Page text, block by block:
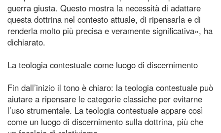
guerra giusta. Questo mostra la necessità di adattare
questa dottrina nel contesto attuale, di ripensarla e di
renderla molto più precisa e veramente significativa», ha
dichiarato.
La teologia contestuale come luogo di discernimento
Fin dall’inizio il tono è chiaro: la teologia contestuale può
aiutare a ripensare le categorie classiche per evitarne
l’uso strumentale. La teologia contestuale appare così
come un luogo di discernimento sulla dottrina, più che